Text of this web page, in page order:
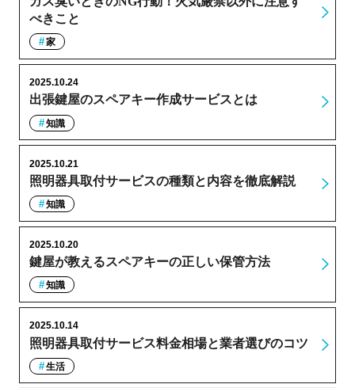
べきこと
家
出張鍵屋のスペアキー作成サービスとは
2025.10.24
知識
照明器具取付サービスの種類と内容を徹底解説
2025.10.21
知識
鍵屋が教えるスペアキーの正しい保管方法
2025.10.20
知識
照明器具取付サービス料金相場と業者選びのコツ
2025.10.14
生活